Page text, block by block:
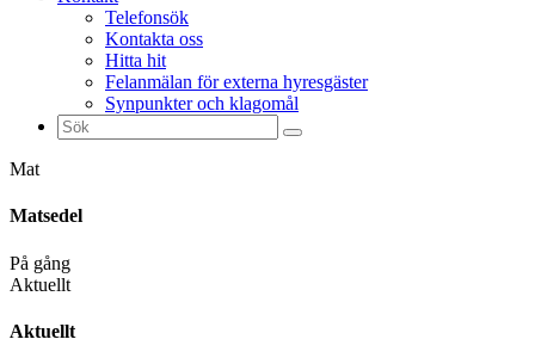
Telefonsök
Kontakta oss
Hitta hit
Felanmälan för externa hyresgäster
Synpunkter och klagomål
Sök
efter:
Mat
Matsedel
På gång
Aktuellt
Aktuellt